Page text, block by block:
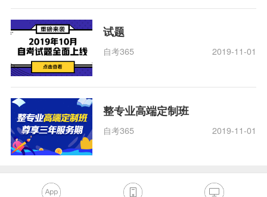
试题
自考365 2019-11-01
整专业高端定制班
自考365 2019-11-01